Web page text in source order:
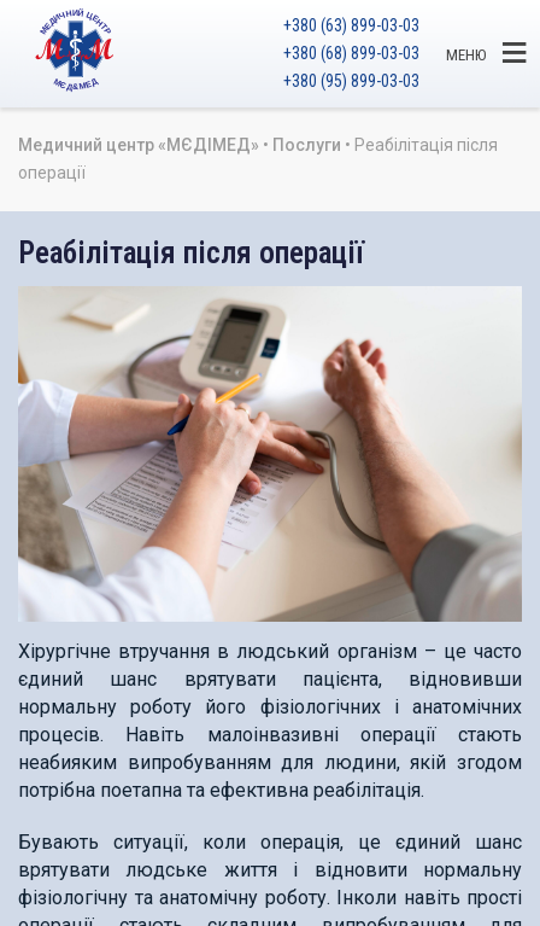
+380 (63) 899-03-03
+380 (68) 899-03-03
+380 (95) 899-03-03
МЕНЮ
Медичний центр «МЄДІМЕД» • Послуги • Реабілітація після
операції
Реабілітація після операції
Хірургічне втручання в людський організм – це часто
єдиний шанс врятувати пацієнта, відновивши
нормальну роботу його фізіологічних і анатомічних
процесів. Навіть малоінвазивні операції стають
неабияким випробуванням для людини, якій згодом
потрібна поетапна та ефективна реабілітація.
Бувають ситуації, коли операція, це єдиний шанс
врятувати людське життя і відновити нормальну
фізіологічну та анатомічну роботу. Інколи навіть прості